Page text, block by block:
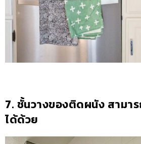
7. ชั้นวางของติดผนัง สามา
ได้ด้วย